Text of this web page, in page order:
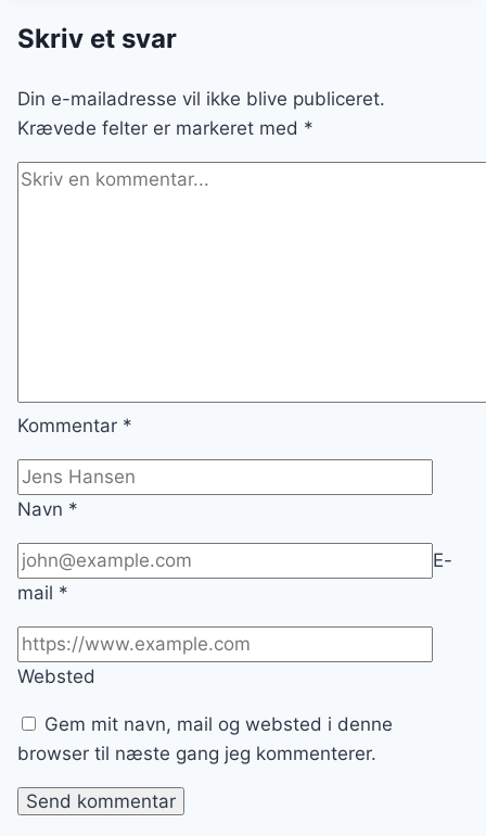
MED
HVID
OG
FRUGT
Skriv et svar
Din e-mailadresse vil ikke blive publiceret.
Krævede felter er markeret med *
Kommentar *
Navn *
E-
mail *
Websted
Gem mit navn, mail og websted i denne
browser til næste gang jeg kommenterer.